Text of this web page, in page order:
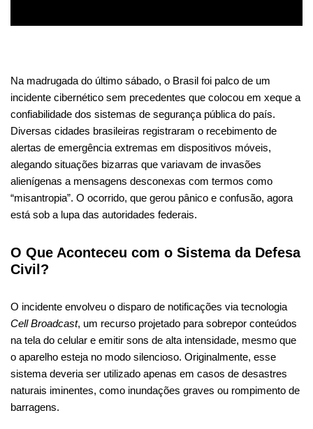
Na madrugada do último sábado, o Brasil foi palco de um
incidente cibernético sem precedentes que colocou em xeque a
confiabilidade dos sistemas de segurança pública do país.
Diversas cidades brasileiras registraram o recebimento de
alertas de emergência extremas em dispositivos móveis,
alegando situações bizarras que variavam de invasões
alienígenas a mensagens desconexas com termos como
“misantropia”. O ocorrido, que gerou pânico e confusão, agora
está sob a lupa das autoridades federais.
O Que Aconteceu com o Sistema da Defesa
Civil?
O incidente envolveu o disparo de notificações via tecnologia
Cell Broadcast, um recurso projetado para sobrepor conteúdos
na tela do celular e emitir sons de alta intensidade, mesmo que
o aparelho esteja no modo silencioso. Originalmente, esse
sistema deveria ser utilizado apenas em casos de desastres
naturais iminentes, como inundações graves ou rompimento de
barragens.